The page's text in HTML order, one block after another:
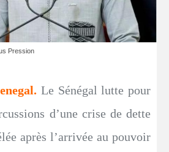
Pression
Le Sénégal lutte pour
d’une crise de dette
après l’arrivée au pouvoir